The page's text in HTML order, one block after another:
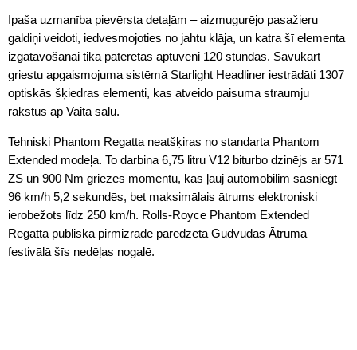
Īpaša uzmanība pievērsta detaļām – aizmugurējo pasažieru
galdiņi veidoti, iedvesmojoties no jahtu klāja, un katra šī elementa
izgatavošanai tika patērētas aptuveni 120 stundas. Savukārt
griestu apgaismojuma sistēmā Starlight Headliner iestrādāti 1307
optiskās šķiedras elementi, kas atveido paisuma straumju
rakstus ap Vaita salu.
Tehniski Phantom Regatta neatšķiras no standarta Phantom
Extended modeļa. To darbina 6,75 litru V12 biturbo dzinējs ar 571
ZS un 900 Nm griezes momentu, kas ļauj automobilim sasniegt
96 km/h 5,2 sekundēs, bet maksimālais ātrums elektroniski
ierobežots līdz 250 km/h. Rolls-Royce Phantom Extended
Regatta publiskā pirmizrāde paredzēta Gudvudas Ātruma
festivālā šīs nedēļas nogalē.